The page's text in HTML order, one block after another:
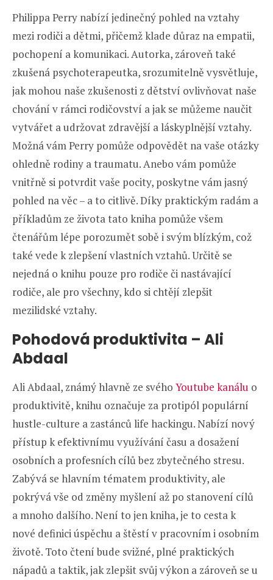
Philippa Perry nabízí jedinečný pohled na vztahy
mezi rodiči a dětmi, přičemž klade důraz na empatii,
pochopení a komunikaci. Autorka, zároveň také
zkušená psychoterapeutka, srozumitelně vysvětluje,
jak mohou naše zkušenosti z dětství ovlivňovat naše
chování v rámci rodičovství a jak se můžeme naučit
vytvářet a udržovat zdravější a láskyplnější vztahy.
Možná vám Perry pomůže odpovědět na vaše otázky
ohledně rodiny a traumatu. Anebo vám pomůže
vnitřně si potvrdit vaše pocity, poskytne vám jasný
pohled na věc – a to citlivě. Díky praktickým radám a
příkladům ze života tato kniha pomůže všem
čtenářům lépe porozumět sobě i svým blízkým, což
také vede k zlepšení vlastních vztahů. Určitě se
nejedná o knihu pouze pro rodiče či nastávající
rodiče, ale pro všechny, kdo si chtějí zlepšit
mezilidské vztahy.
Pohodová produktivita – Ali
Abdaal
Ali Abdaal, známý hlavně ze svého Youtube kanálu o
produktivitě, knihu označuje za protipól populární
hustle-culture a zastánců life hackingu. Nabízí nový
přístup k efektivnímu využívání času a dosažení
osobních a profesních cílů bez zbytečného stresu.
Zabývá se hlavním tématem produktivity, ale
pokrývá vše od změny myšlení až po stanovení cílů
a mnoho dalšího. Není to jen kniha, je to cesta k
nové definici úspěchu a štěstí v pracovním i osobním
životě. Toto čtení bude svižné, plné praktických
nápadů a taktik, jak zlepšit svůj výkon a zároveň se u